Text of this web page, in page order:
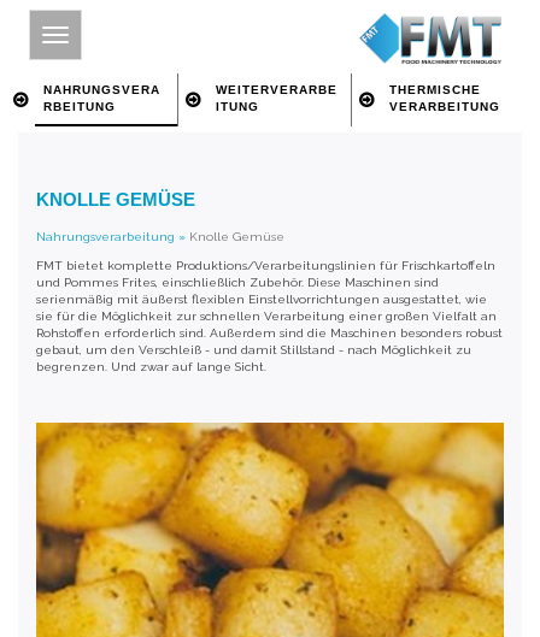
SITE INDEX
NAHRUNGSVERARBEITUNG
WEITERVERARBEITUNG
IMPRESSUM
ÜBER SCHLÜSSELWORT SUCHEN
NAHRUNGSVERA
RBEITUNG
WEITERVERARBE
ITUNG
THERMISCHE
VERARBEITUNG
KNOLLE GEMÜSE
Nahrungsverarbeitung » Knolle Gemüse
FMT bietet komplette Produktions/Verarbeitungslinien für Frischkartoffeln
und Pommes Frites, einschließlich Zubehör. Diese Maschinen sind
serienmäßig mit äußerst flexiblen Einstellvorrichtungen ausgestattet, wie
sie für die Möglichkeit zur schnellen Verarbeitung einer großen Vielfalt an
Rohstoffen erforderlich sind. Außerdem sind die Maschinen besonders robust
gebaut, um den Verschleiß - und damit Stillstand - nach Möglichkeit zu
begrenzen. Und zwar auf lange Sicht.